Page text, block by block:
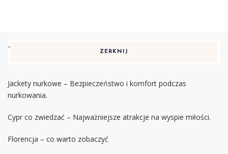
ZERKNIJ
Jackety nurkowe – Bezpieczeństwo i komfort podczas
nurkowania.
Cypr co zwiedzać – Najważniejsze atrakcje na wyspie miłości.
Florencja – co warto zobaczyć